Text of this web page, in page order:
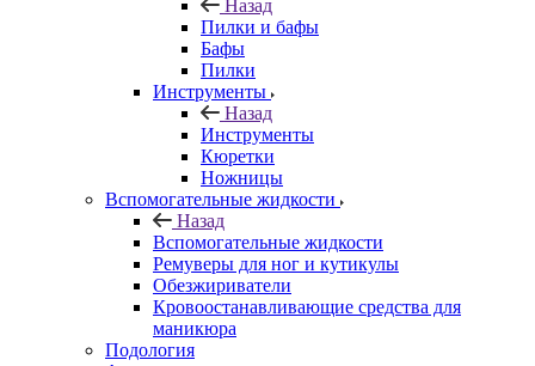
Назад
Пилки и бафы
Бафы
Пилки
Инструменты
Назад
Инструменты
Кюретки
Ножницы
Вспомогательные жидкости
Назад
Вспомогательные жидкости
Ремуверы для ног и кутикулы
Обезжириватели
Кровоостанавливающие средства для
маникюра
Подология